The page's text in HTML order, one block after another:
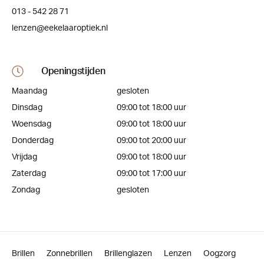
013 - 542 28 71
lenzen@eekelaaroptiek.nl
Openingstijden
Maandag
gesloten
Dinsdag
09:00 tot 18:00 uur
Woensdag
09:00 tot 18:00 uur
Donderdag
09:00 tot 20:00 uur
Vrijdag
09:00 tot 18:00 uur
Zaterdag
09:00 tot 17:00 uur
Zondag
gesloten
Brillen Zonnebrillen Brillenglazen Lenzen Oogzorg